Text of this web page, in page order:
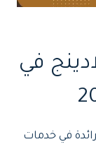
في
في خدمات